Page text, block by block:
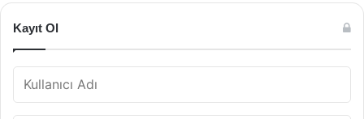
Kayıt Ol